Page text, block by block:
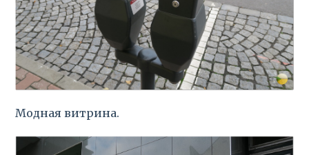
Модная витрина.